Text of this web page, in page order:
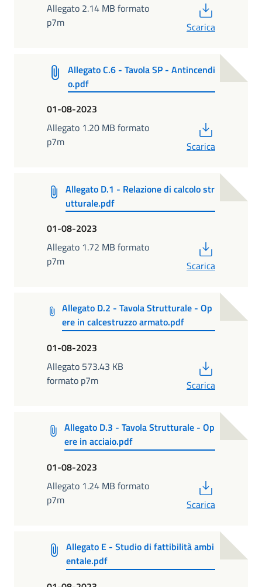
Allegato 2.14 MB formato
p7m
Scarica
Allegato C.6 - Tavola SP - Antincendi
o.pdf
01-08-2023
Allegato 1.20 MB formato
p7m
Scarica
Allegato D.1 - Relazione di calcolo str
utturale.pdf
01-08-2023
Allegato 1.72 MB formato
p7m
Scarica
Allegato D.2 - Tavola Strutturale - Op
ere in calcestruzzo armato.pdf
01-08-2023
Allegato 573.43 KB
formato p7m
Scarica
Allegato D.3 - Tavola Strutturale - Op
ere in acciaio.pdf
01-08-2023
Allegato 1.24 MB formato
p7m
Scarica
Allegato E - Studio di fattibilità ambi
entale.pdf